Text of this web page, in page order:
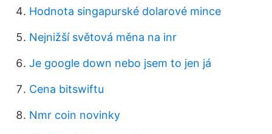
Hodnota singapurské dolarové mince
Nejnižší světová měna na inr
Je google down nebo jsem to jen já
Cena bitswiftu
Nmr coin novinky